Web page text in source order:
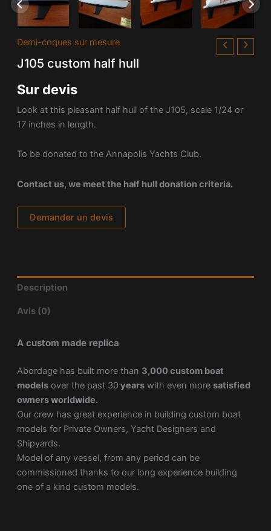
Demi-coques sur mesure
J105 custom half hull
Sur devis
Look at this pleasant half hull of the J105, scale 1/24 or
17 inches in length.
To be donated to the Annapolis Yachts Club.
Contact us, we meet the half hull donation criteria.
Demander un devis
Description
Avis (0)
A custom made replica
Abordage has built more than 3,000 custom boat
modelsover the past 30 yearswith even more satisfied
owners worldwide.
Our crew has great experience in building custom boat
models for Private Owners, Yacht Designers and
Shipyards.
Model of any vessel, from any period can be
commissioned thanks to our long experience building
one of a kind custom models.